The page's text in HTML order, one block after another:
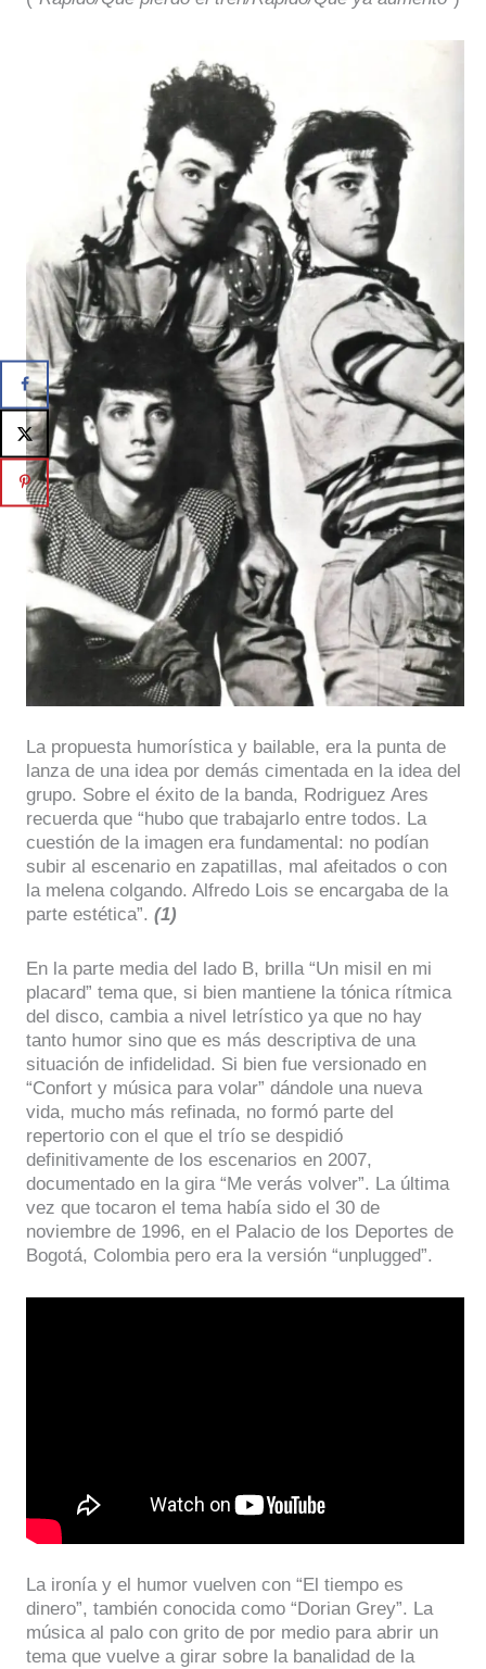
La propuesta humorística y bailable, era la punta de
lanza de una idea por demás cimentada en la idea del
grupo. Sobre el éxito de la banda, Rodriguez Ares
recuerda que “hubo que trabajarlo entre todos. La
cuestión de la imagen era fundamental: no podían
subir al escenario en zapatillas, mal afeitados o con
la melena colgando. Alfredo Lois se encargaba de la
parte estética”. (1)
En la parte media del lado B, brilla “Un misil en mi
placard” tema que, si bien mantiene la tónica rítmica
del disco, cambia a nivel letrístico ya que no hay
tanto humor sino que es más descriptiva de una
situación de infidelidad. Si bien fue versionado en
“Confort y música para volar” dándole una nueva
vida, mucho más refinada, no formó parte del
repertorio con el que el trío se despidió
definitivamente de los escenarios en 2007,
documentado en la gira “Me verás volver”. La última
vez que tocaron el tema había sido el 30 de
noviembre de 1996, en el Palacio de los Deportes de
Bogotá, Colombia pero era la versión “unplugged”.
La ironía y el humor vuelven con “El tiempo es
dinero”, también conocida como “Dorian Grey”. La
música al palo con grito de por medio para abrir un
tema que vuelve a girar sobre la banalidad de la